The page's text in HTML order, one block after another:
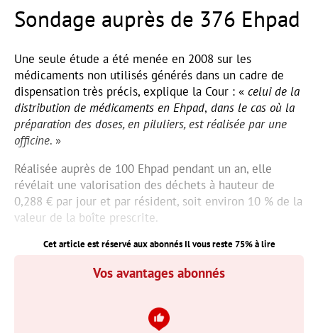
Sondage auprès de 376 Ehpad
Une seule étude a été menée en 2008 sur les
médicaments non utilisés générés dans un cadre de
dispensation très précis, explique la Cour : « celui de la
distribution de médicaments en Ehpad, dans le cas où la
préparation des doses, en piluliers, est réalisée par une
officine. »
Réalisée auprès de 100 Ehpad pendant un an, elle
révélait une valorisation des déchets à hauteur de
0,288 € par jour et par résident, soit environ 10 % de la
valeur de la boîte prescrite.
Cet article est réservé aux abonnés Il vous reste75% à lire
Vos avantages abonnés